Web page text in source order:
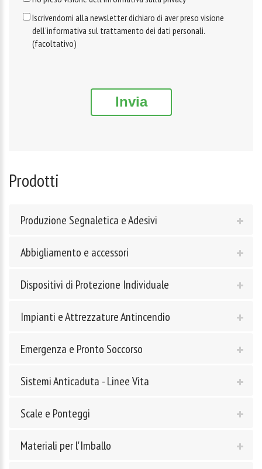
Iscrivendomi alla newsletter dichiaro di aver preso visione
dell'informativa sul trattamento dei dati personali.
(facoltativo)
Invia
Prodotti
Produzione Segnaletica e Adesivi
Abbigliamento e accessori
Dispositivi di Protezione Individuale
Impianti e Attrezzature Antincendio
Emergenza e Pronto Soccorso
Sistemi Anticaduta - Linee Vita
Scale e Ponteggi
Materiali per l'Imballo